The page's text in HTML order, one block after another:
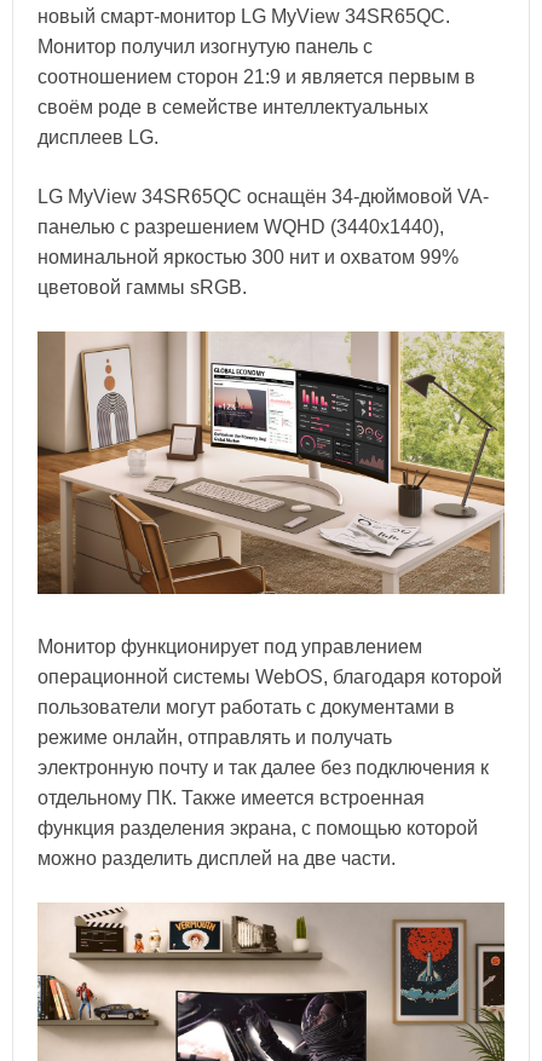
новый смарт-монитор LG MyView 34SR65QC.
Монитор получил изогнутую панель с
соотношением сторон 21:9 и является первым в
своём роде в семействе интеллектуальных
дисплеев LG.
LG MyView 34SR65QC оснащён 34-дюймовой VA-
панелью с разрешением WQHD (3440х1440),
номинальной яркостью 300 нит и охватом 99%
цветовой гаммы sRGB.
Монитор функционирует под управлением
операционной системы WebOS, благодаря которой
пользователи могут работать с документами в
режиме онлайн, отправлять и получать
электронную почту и так далее без подключения к
отдельному ПК. Также имеется встроенная
функция разделения экрана, с помощью которой
можно разделить дисплей на две части.